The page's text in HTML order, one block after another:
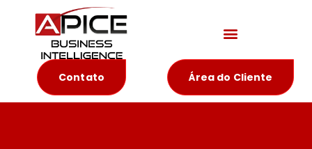
Contato Área do Cliente